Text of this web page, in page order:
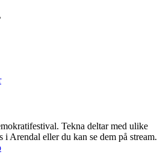
Tekna deltar med ulike
i Arendal eller du kan se dem på stream.